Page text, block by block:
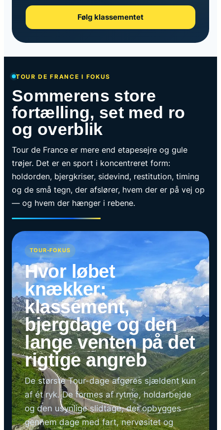
Følg klassementet
TOUR DE FRANCE I FOKUS
Sommerens store
fortælling, set med ro
og overblik
Tour de France er mere end etapesejre og gule
trøjer. Det er en sport i koncentreret form:
holdorden, bjergkriser, sidevind, restitution, timing
og de små tegn, der afslører, hvem der er på vej op
— og hvem der hænger i rebene.
TOUR-FOKUS
Hvor løbet
knækker:
klassement,
bjergdage og den
lange venten på det
rigtige angreb
De største Tour-dage afgøres sjældent kun
af ét ryk. De formes af rytme, holdarbejde
og den usynlige slidtage, der opbygges
gennem dage med fart, nervøsitet og